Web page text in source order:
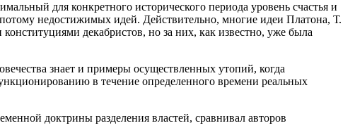
для конкретного исторического периода уровень счастья и
недостижимых идей. Действительно, многие идеи Платона, Т.
декабристов, но за них, как известно, уже была
знает и примеры осуществленных утопий, когда
в течение определенного времени реальных
доктрины разделения властей, сравнивал авторов